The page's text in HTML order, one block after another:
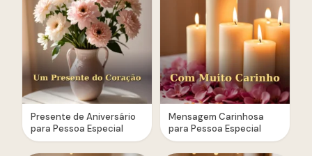
Presente de Aniversário
para Pessoa Especial
Mensagem Carinhosa
para Pessoa Especial